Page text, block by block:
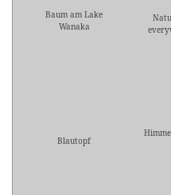
Baum am Lake
Wanaka
Blautopf